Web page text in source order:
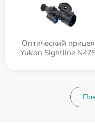
Оптический прицел
Yukon Sightline